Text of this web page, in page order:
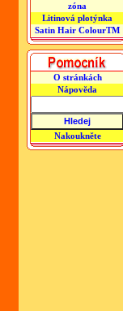
zóna
Litinová plotýnka
Satin Hair ColourTM
O stránkách
Nápověda
Nakoukněte